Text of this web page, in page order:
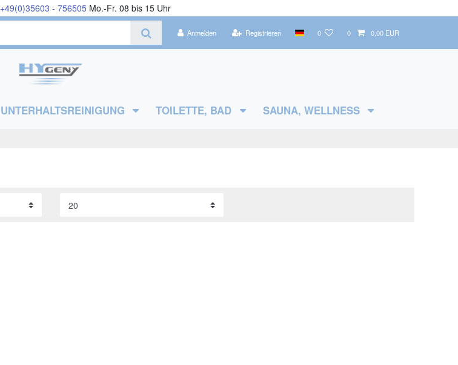
+49(0)35603 - 756505 Mo.-Fr. 08 bis 15 Uhr
Anmelden Registrieren 0 0 0,00 EUR
UNTERHALTSREINIGUNG TOILETTE, BAD SAUNA, WELLNESS